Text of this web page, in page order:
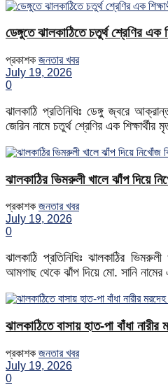
ডেঙ্গুতে ঝালকাঠিতে চতুর্থ শ্রেণির এক
প্রকাশক জনতার খবর
July 19, 2026
0
ঝালকাঠি প্রতিনিধিঃ ডেঙ্গু জ্বরে
জেরিন নামে চতুর্থ শ্রেণির এক
ঝালকাঠির ভিমরুলী খালে ঝাঁপ দিয়ে
প্রকাশক জনতার খবর
July 19, 2026
0
ঝালকাঠি প্রতিনিধিঃ ঝালকাঠির
আমগাছ থেকে ঝাঁপ দিয়ে মো. সানি
ঝালকাঠিতে বাসায় হাত-পা বাঁধা নারীর
প্রকাশক জনতার খবর
July 19, 2026
0